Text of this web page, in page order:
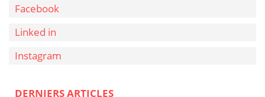
Facebook
Linked in
Instagram
DERNIERS ARTICLES